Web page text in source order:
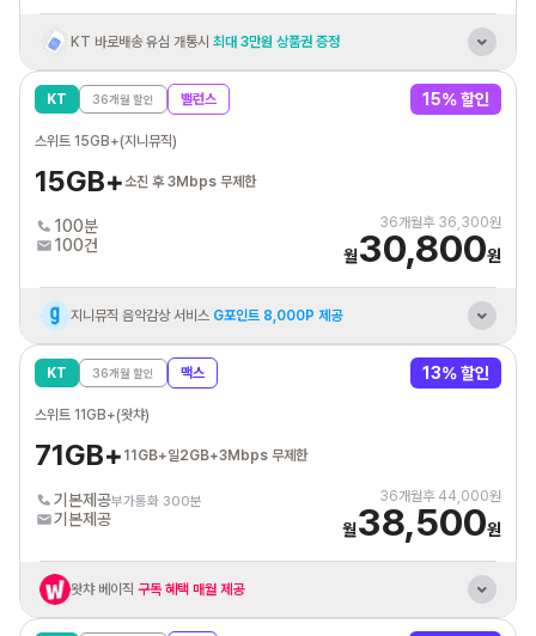
KT 바로배송 유심 개통시 최대 3만원 상품권 증정
KT 인터넷/IPTV결합시 휴대폰 요금할인
KT 36개월 할인 밸런스 15% 할인
스위트 15GB+(지니뮤직)
15GB+소진 후 3Mbps 무제한
100분
100건
36개월후 36,300원
월30,800원
지니뮤직 음악감상 서비스 G포인트 8,000P 제공
혼자 결합 해도추가데이터 평생 10GB 제공
KT 36개월 할인 맥스 13% 할인
스위트 11GB+(왓챠)
71GB+ 11GB+일2GB+3Mbps 무제한
기본제공부가통화 300분
기본제공
36개월후 44,000원
월38,500원
왓챠 베이직 구독 혜택 매월 제공